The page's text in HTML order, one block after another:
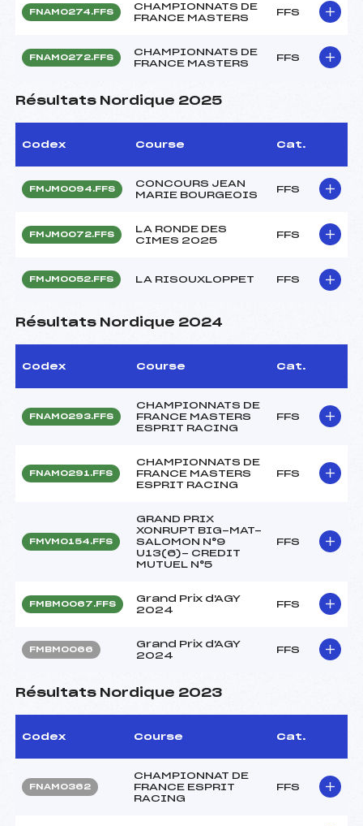
FNAM0274.FFS
CHAMPIONNATS DE
FRANCE MASTERS
FFS
FNAM0272.FFS
CHAMPIONNATS DE
FRANCE MASTERS
FFS
Résultats Nordique 2025
Codex Course Cat.
FMJM0094.FFS
CONCOURS JEAN
MARIE BOURGEOIS
FFS
FMJM0072.FFS
LA RONDE DES
CIMES 2025
FFS
FMJM0052.FFS LA RISOUXLOPPET FFS
Résultats Nordique 2024
Codex Course Cat.
FNAM0293.FFS
CHAMPIONNATS DE
FRANCE MASTERS
ESPRIT RACING
FFS
FNAM0291.FFS
CHAMPIONNATS DE
FRANCE MASTERS
ESPRIT RACING
FFS
FMVM0154.FFS
GRAND PRIX
XONRUPT BIG-MAT-
SALOMON N°9
U13(6)- CREDIT
MUTUEL N°5
FFS
FMBM0067.FFS
Grand Prix d'AGY
2024
FFS
FMBM0066
Grand Prix d'AGY
2024
FFS
Résultats Nordique 2023
Codex Course Cat.
FNAM0362
CHAMPIONNAT DE
FRANCE ESPRIT
RACING
FFS